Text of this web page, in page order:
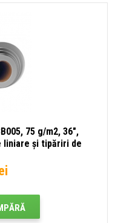
75 g/m2, 36",
liniare și tipăriri de